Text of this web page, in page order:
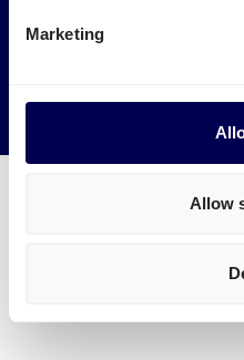
Marketing
Allow
verminder je de lege
Wat is vereist